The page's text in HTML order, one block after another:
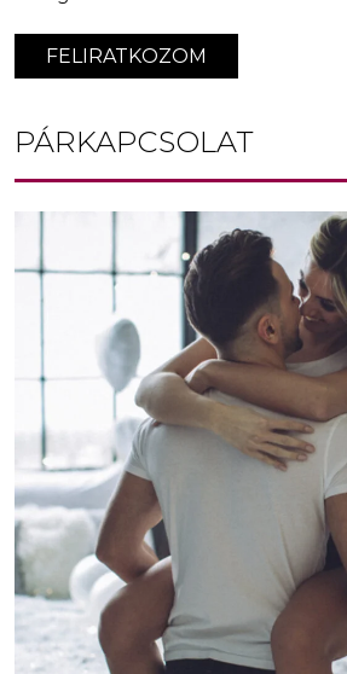
FELIRATKOZOM
PÁRKAPCSOLAT